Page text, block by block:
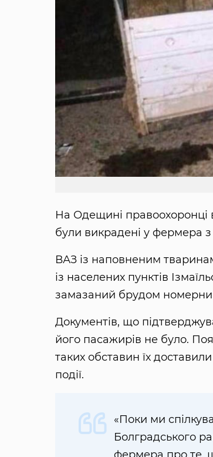
На Одещині правоохоронці
були викрадені у фермера з
ВАЗ із наповненим
із населених пунктів
замазаний брудом
Документів, що
його пасажирів не було.
таких обставин їх
події.
«Поки ми
Болградського
фермера про те,